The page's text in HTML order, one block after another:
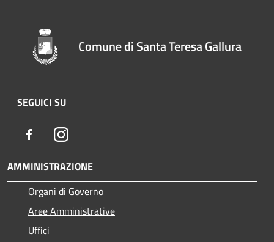
Comune di Santa Teresa Gallura
SEGUICI SU
FacebookInstagram
AMMINISTRAZIONE
Organi di Governo
Aree Amministrative
Uffici